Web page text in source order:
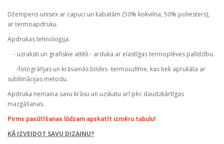
Džemperis unisex ar capuci un kabatām (50% kokvilna, 50% poliesters),
ar termoapdruku.
Apdrukas tehnoloģija:
- uzraksti un grafiskie attēli - arduka ar elastīgas termoplēves palīdzību.
-fotogrāfijas un krāsainās bildes -termouzlīme, kas tiek aprukāta ar
sublimācijas metodu.
Apdruka nemaina savu krāsu un uzskatu arī pēc daudzkārtīgas
mazgāšanas.
Pirms pasūtīšanas lūdzam apskatīt izmēru tabulu!
KĀ IZVEIDOT SAVU DIZAINU?